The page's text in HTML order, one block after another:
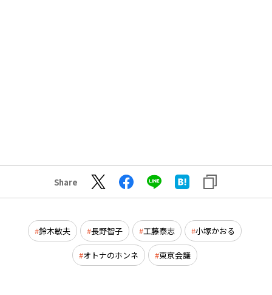
Share
鈴木敏夫 長野智子 工藤泰志 小塚かおる
オトナのホンネ 東京会議